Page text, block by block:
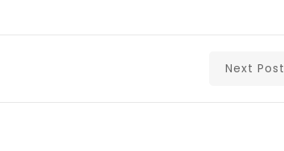
Next Post